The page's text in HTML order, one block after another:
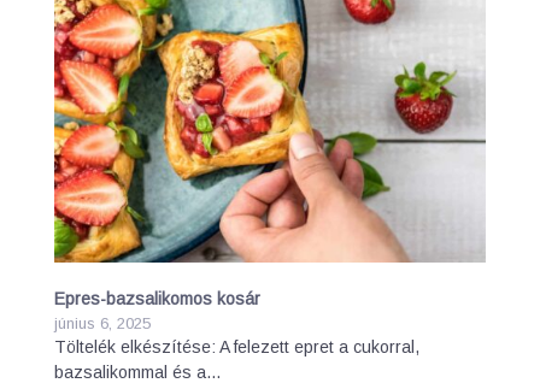
Epres-bazsalikomos kosár
június 6, 2025
Töltelék elkészítése: A felezett epret a cukorral,
bazsalikommal és a…